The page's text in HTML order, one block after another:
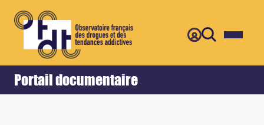
Portail documentaire
Accueil Retour